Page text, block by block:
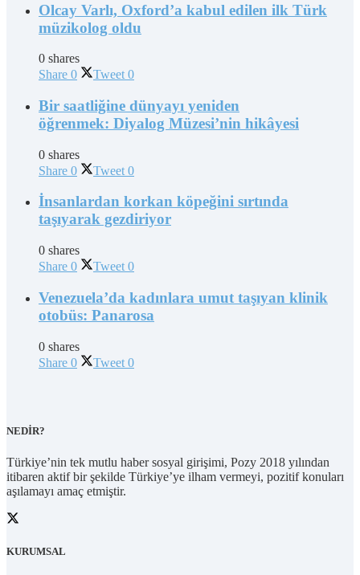
Olcay Varlı, Oxford’a kabul edilen ilk Türk
müzikolog oldu
0 shares
Share 0 Tweet 0
Bir saatliğine dünyayı yeniden
öğrenmek: Diyalog Müzesi’nin hikâyesi
0 shares
Share 0 Tweet 0
İnsanlardan korkan köpeğini sırtında
taşıyarak gezdiriyor
0 shares
Share 0 Tweet 0
Venezuela’da kadınlara umut taşıyan klinik
otobüs: Panarosa
0 shares
Share 0 Tweet 0
NEDİR?
Türkiye’nin tek mutlu haber sosyal girişimi, Pozy 2018 yılından
itibaren aktif bir şekilde Türkiye’ye ilham vermeyi, pozitif konuları
aşılamayı amaç etmiştir.
KURUMSAL